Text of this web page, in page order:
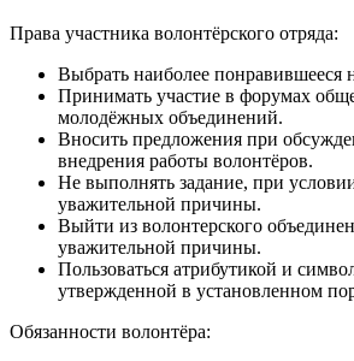
Права участника волонтёрского отряда:
Выбрать наиболее понравившееся
Принимать участие в форумах
молодёжных объединений.
Вносить предложения при
внедрения работы волонтёров.
Не выполнять задание, при
уважительной причины.
Выйти из волонтерского
уважительной причины.
Пользоваться атрибутикой и
утвержденной в установленном
Обязанности волонтёра: